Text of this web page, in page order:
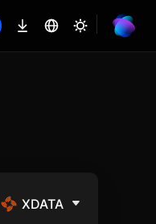
XDATA